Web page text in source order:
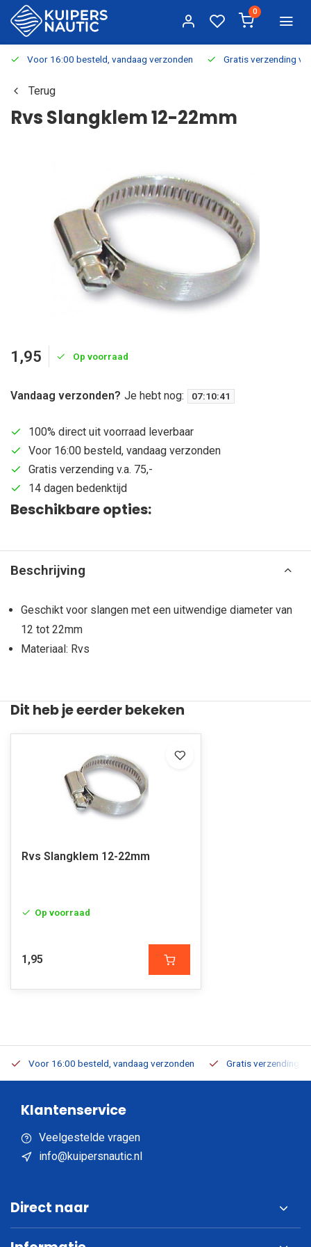
0
Voor 16:00 besteld, vandaag verzonden Gratis verzending
Terug
Rvs Slangklem 12-22mm
1,95 Op voorraad
Vandaag verzonden? Je hebt nog: 07:10:40
100% direct uit voorraad leverbaar
Voor 16:00 besteld, vandaag verzonden
Gratis verzending v.a. 75,-
14 dagen bedenktijd
Beschikbare opties:
Beschrijving
Geschikt voor slangen met een uitwendige diameter van
12 tot 22mm
Materiaal: Rvs
Dit heb je eerder bekeken
Rvs Slangklem 12-22mm
Op voorraad
1,95
Voor 16:00 besteld, vandaag verzonden Gratis verzending
Klantenservice
Veelgestelde vragen
info@kuipersnautic.nl
Direct naar